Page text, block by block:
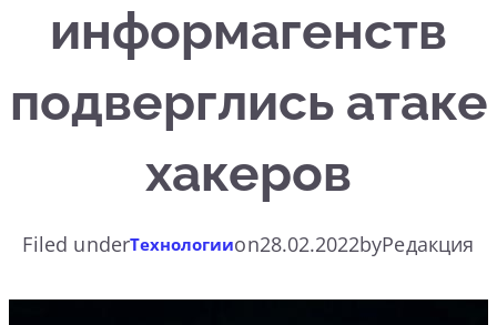
информагенств
подверглись атаке
хакеров
Filed underТехнологииon28.02.2022byРедакция